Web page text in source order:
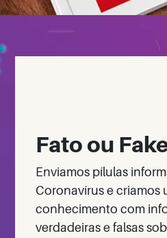
Fato ou
Enviamos pílulas
Coronavírus e criamos
conhecimento com
verdadeiras e falsas